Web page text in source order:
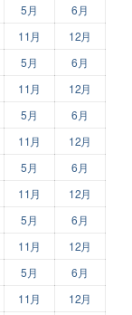
5月
6月
11月 12月
5月
6月
11月 12月
5月
6月
11月 12月
5月
6月
11月 12月
5月
6月
11月 12月
5月
6月
11月 12月